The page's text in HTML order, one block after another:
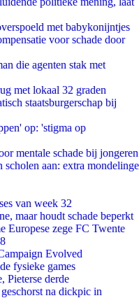
met babykonijntjes
voor schade door
die agenten stak met
met lokaal 32 graden
staatsburgerschap bij
op: 'stigma op
mentale schade bij jongeren
aan: extra mondelinge
van week 32
maar houdt schade beperkt
Europese zege FC Twente
Evolved
fysieke games
Pieterse derde
na dickpic in